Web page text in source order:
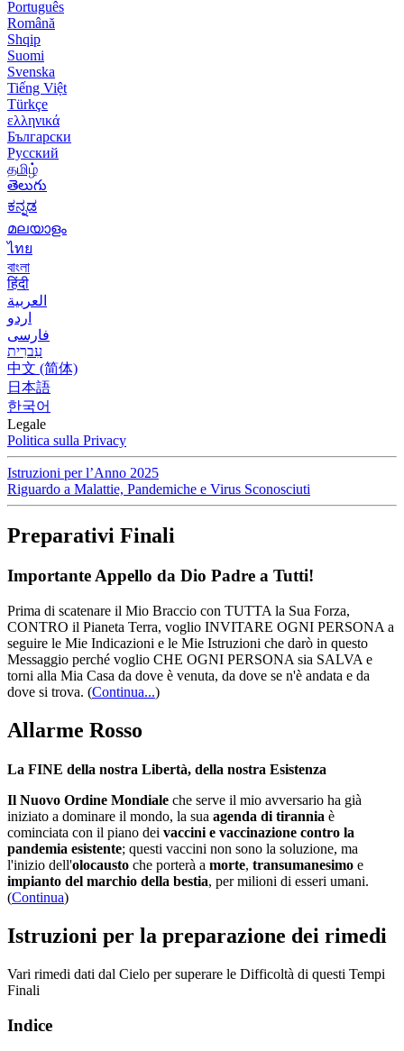
Português
Română
Shqip
Suomi
Svenska
Tiếng Việt
Türkçe
ελληνικά
Български
Русский
தமிழ்
తెలుగు
ಕನ್ನಡ
മലയാളം
ไทย
বাংলা
हिंदी
العربية
اردو
فارسی
עִברִית
中文 (简体)
日本語
한국어
Legale
Politica sulla Privacy
Istruzioni per l’Anno 2025
Riguardo a Malattie, Pandemiche e Virus Sconosciuti
Preparativi Finali
Importante Appello da Dio Padre a Tutti!
Prima di scatenare il Mio Braccio con TUTTA la Sua Forza,
CONTRO il Pianeta Terra, voglio INVITARE OGNI PERSONA a
seguire le Mie Indicazioni e le Mie Istruzioni che darò in questo
Messaggio perché voglio CHE OGNI PERSONA sia SALVA e
torni alla Mia Casa da dove è venuta, da dove se n'è andata e da
dove si trova. (Continua...)
Allarme Rosso
La FINE della nostra Libertà, della nostra Esistenza
Il Nuovo Ordine Mondiale che serve il mio avversario ha già
iniziato a dominare il mondo, la sua agenda di tirannia è
cominciata con il piano dei vaccini e vaccinazione contro la
pandemia esistente; questi vaccini non sono la soluzione, ma
l'inizio dell'olocausto che porterà a morte, transumanesimo e
impianto del marchio della bestia, per milioni di esseri umani.
(Continua)
Istruzioni per la preparazione dei rimedi
Vari rimedi dati dal Cielo per superare le Difficoltà di questi Tempi
Finali
Indice